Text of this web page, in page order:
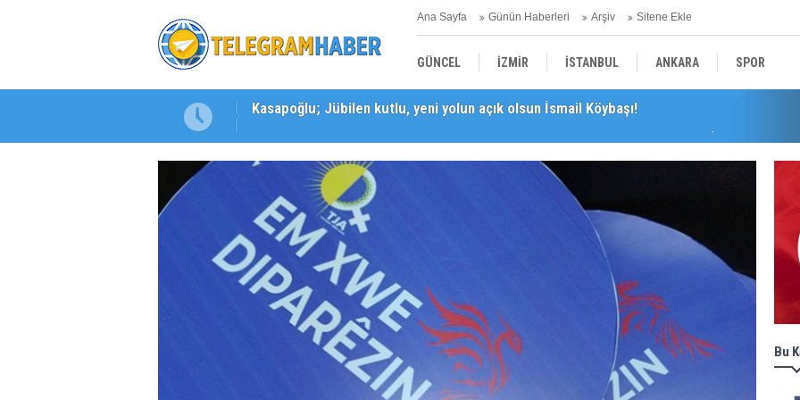
Ana Sayfa Günün Haberleri Arşiv Sitene Ekle
GÜNCEL İZMİR İSTANBUL ANKARA SPOR
YEREL SAĞLIK EKONOMİ
Kuşadası'nda 3. Dalga Operasyonu Büyüyor! Mercek Altındaki Dosya: 2023 İmar Planları
Bu